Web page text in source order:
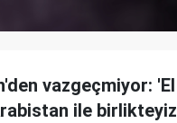
vazgeçmiyor:
ile